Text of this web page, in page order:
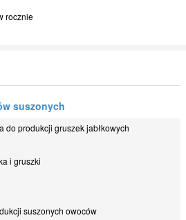
rocznie
suszonych
do produkcji gruszek jabłkowych
i gruszki
suszonych owoców